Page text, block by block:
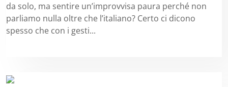
da solo, ma sentire un’improvvisa paura perché non
parliamo nulla oltre che l’italiano? Certo ci dicono
spesso che con i gesti...